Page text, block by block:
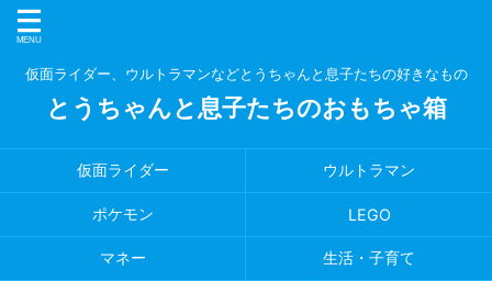
仮面ライダー、ウルトラマンなどとうちゃんと息子たちの好きなもの
とうちゃんと息子たちのおもちゃ箱
仮面ライダー ウルトラマン
ポケモン LEGO
マネー 生活・子育て